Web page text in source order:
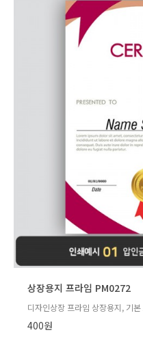
상장용지 프라임 PM0272
디자인상장 프라임 상장용지, 기
400원